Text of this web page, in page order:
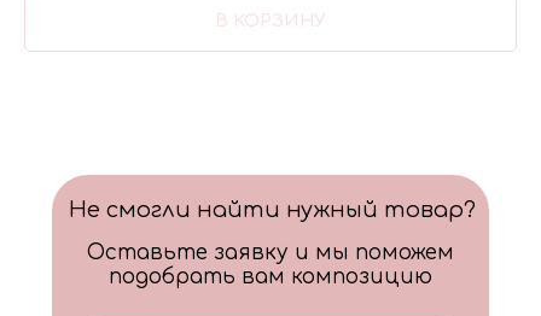
В КОРЗИНУ
Не смогли найти нужный товар?
Оставьте заявку и мы поможем
подобрать вам композицию